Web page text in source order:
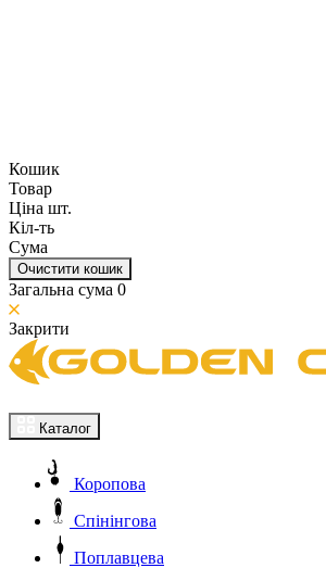
Кошик
Товар
Ціна шт.
Кіл-ть
Сума
Очистити кошик
Загальна сума 0
Закрити
Каталог
Коропова
Спінінгова
Поплавцева